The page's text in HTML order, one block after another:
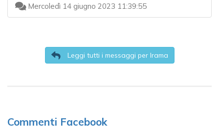
Mercoledì 14 giugno 2023 11:39:55
Leggi tutti i messaggi per Irama
Commenti Facebook